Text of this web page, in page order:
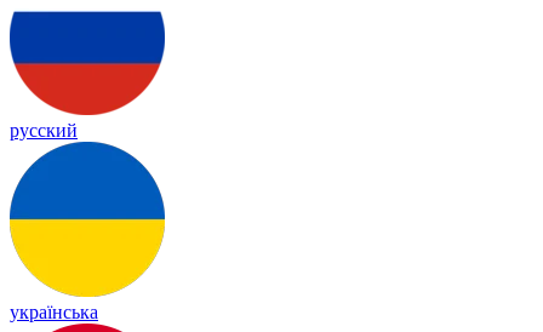
русский
українська